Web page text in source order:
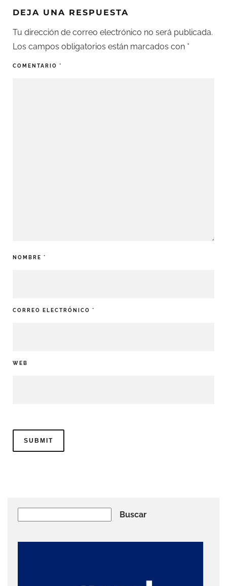
DEJA UNA RESPUESTA
Tu dirección de correo electrónico no será publicada.
Los campos obligatorios están marcados con *
COMENTARIO *
NOMBRE *
CORREO ELECTRÓNICO *
WEB
Buscar